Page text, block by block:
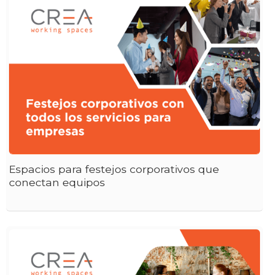
Espacios para festejos corporativos que
conectan equipos